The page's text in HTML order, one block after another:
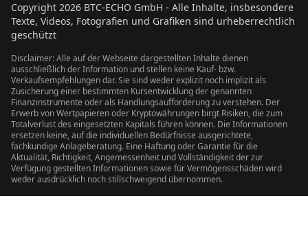
Copyright 2026 BTC-ECHO GmbH - Alle Inhalte, insbesondere
Texte, Videos, Fotografien und Grafiken sind urheberrechtlich
geschützt
Disclaimer: Alle auf der Webseite dargestellten Inhalte dienen
ausschließlich der Information und stellen keine Kauf- bzw.
Verkaufsempfehlungen dar. Sie sind weder explizit noch implizit als
Zusicherung einer bestimmten Kursentwicklung der genannten
Finanzinstrumente oder als Handlungsaufforderung zu verstehen. Der
Erwerb von Wertpapieren oder Kryptowährungen birgt Risiken, die zum
Totalverlust des eingesetzten Kapitals führen können. Die Informationen
ersetzen keine, auf die individuellen Bedürfnisse ausgerichtete,
fachkundige Anlageberatung. Eine Haftung oder Garantie für die
Aktualität, Richtigkeit, Angemessenheit und Vollständigkeit der zur
Verfügung gestellten Informationen sowie für Vermögensschäden wird
weder ausdrücklich noch stillschweigend übernommen.